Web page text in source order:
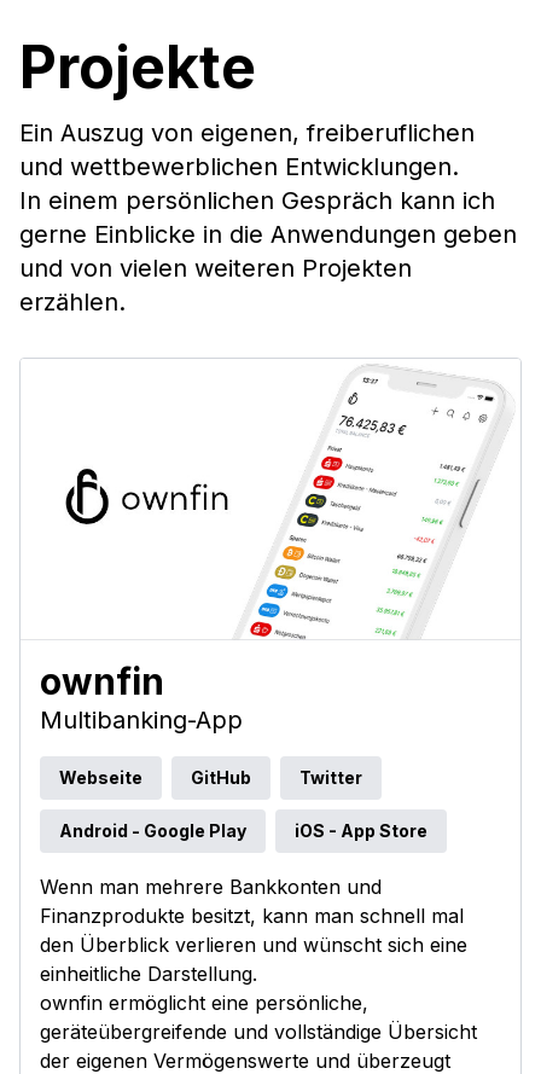
Projekte
Ein Auszug von eigenen, freiberuflichen
und wettbewerblichen Entwicklungen.
In einem persönlichen Gespräch kann ich
gerne Einblicke in die Anwendungen geben
und von vielen weiteren Projekten
erzählen.
ownfin
Multibanking-App
Webseite GitHub Twitter
Android - Google Play iOS - App Store
Wenn man mehrere Bankkonten und
Finanzprodukte besitzt, kann man schnell mal
den Überblick verlieren und wünscht sich eine
einheitliche Darstellung.
ownfin ermöglicht eine persönliche,
geräteübergreifende und vollständige Übersicht
der eigenen Vermögenswerte und überzeugt